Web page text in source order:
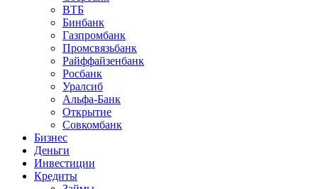
ВТБ
Бинбанк
Газпромбанк
Промсвязьбанк
Райффайзенбанк
Росбанк
Уралсиб
Альфа-Банк
Открытие
Совкомбанк
Бизнес
Деньги
Инвестиции
Кредиты